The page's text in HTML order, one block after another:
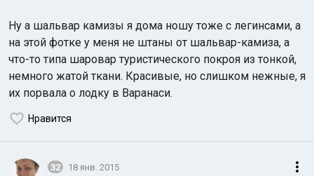
Ну а шальвар камизы я дома ношу тоже с легинсами, а
на этой фотке у меня не штаны от шальвар-камиза, а
что-то типа шаровар туристического покроя из тонкой,
немного жатой ткани. Красивые, но слишком нежные, я
их порвала о лодку в Варанаси.
Нравится
32 18 янв. 2015